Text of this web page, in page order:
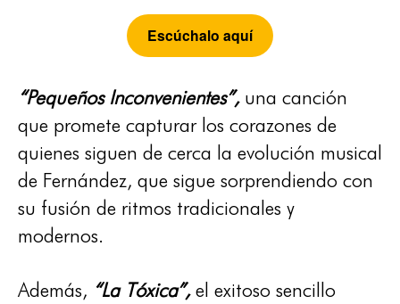
Escúchalo aquí
“Pequeños Inconvenientes”,una canción
que promete capturar los corazones de
quienes siguen de cerca la evolución musical
de Fernández, que sigue sorprendiendo con
su fusión de ritmos tradicionales y
modernos.
Además, “La Tóxica”,el exitoso sencillo